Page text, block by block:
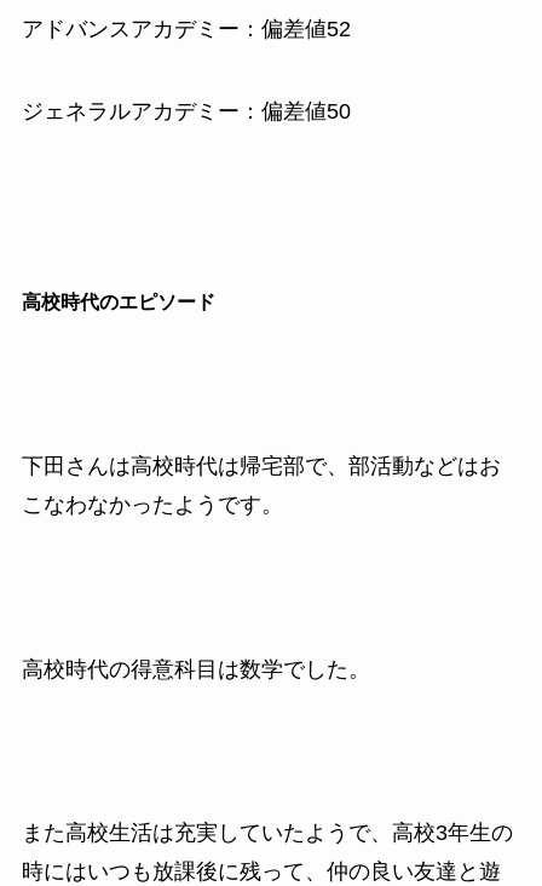
アドバンスアカデミー：偏差値52
ジェネラルアカデミー：偏差値50
高校時代のエピソード
下田さんは高校時代は帰宅部で、部活動などはお
こなわなかったようです。
高校時代の得意科目は数学でした。
また高校生活は充実していたようで、高校3年生の
時にはいつも放課後に残って、仲の良い友達と遊